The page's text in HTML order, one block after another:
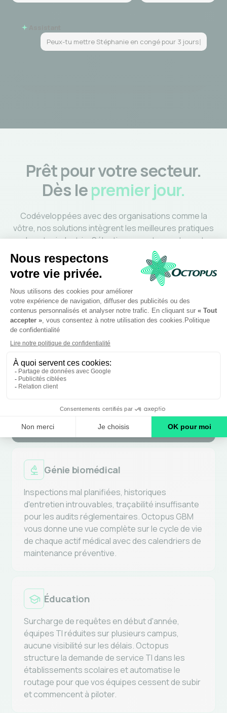
Peux-tu mettre Stéphanie en congé pour 3 jours
et ajouter le rôle Gestionnaire d'équipe ?
Prêt pour votre secteur.
Dès lepremier jour.
Codéveloppées avec des organisations comme la
vôtre, nos solutions intègrent les meilleures pratiques
de votre industrie. Sélectionnez votre secteur et
découvrez comment Octopus répond à vos défis
spécifiques.
Voir les industries
Réseau de la santé
Requêtes non tracées entre sites, incidents TI
équipes et directions. Octopus centralise tout :
un guichet unique, des flux structurés et une
visibilité en temps réel sur chaque demande
Inspections mal planifiées, historiques
d'entretien introuvables, traçabilité insuffisante
pour les audits réglementaires. Octopus GBM
vous donne une vue complète sur le cycle de vie
de chaque actif médical avec des calendriers de
Surcharge de requêtes en début d'année,
équipes TI réduites sur plusieurs campus,
aucune visibilité sur les délais. Octopus
structure la demande de service TI dans les
établissements scolaires et automatise le
routage pour que vos équipes cessent de subir